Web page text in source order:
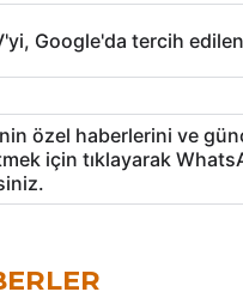
Google'da tercih
özel haberlerini ve
için tıklayarak